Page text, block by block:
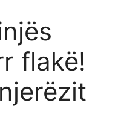
flakë!